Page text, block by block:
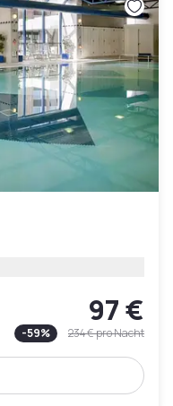
97 €
-59% 234 €pro Nacht